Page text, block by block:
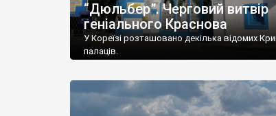
“Дюльбер”. Черговий витвір
геніального Краснова
У Кореїзі розташовано декілька відомих
палаців.